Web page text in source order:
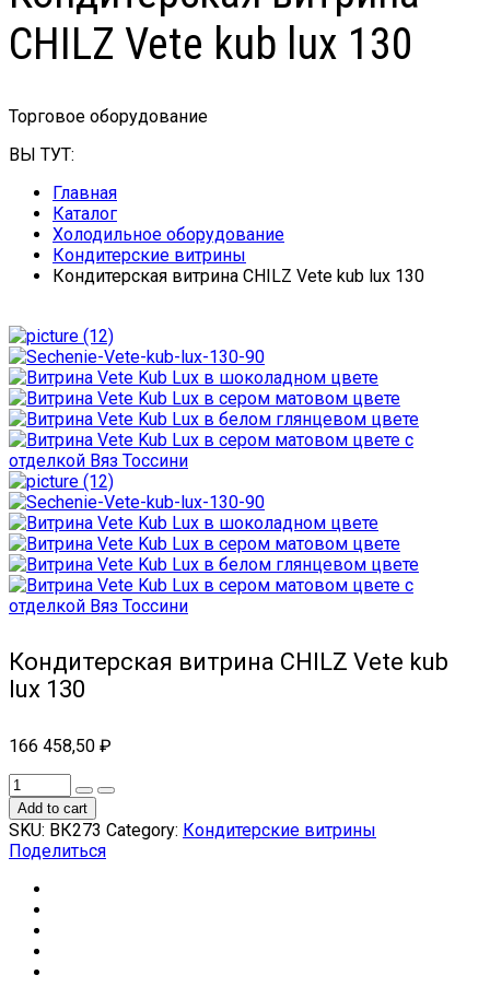
CHILZ Vete kub lux 130
Торговое оборудование
ВЫ ТУТ:
Главная
Каталог
Холодильное оборудование
Кондитерские витрины
Кондитерская витрина CHILZ Vete kub lux 130
Кондитерская витрина CHILZ Vete kub
lux 130
166 458,50 ₽
Add to cart
SKU: ВК273 Category: Кондитерские витрины
Поделиться